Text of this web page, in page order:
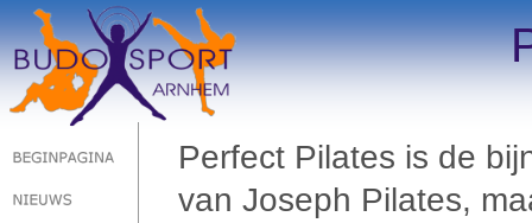
Perfect Pilates is de
van Joseph Pilates,